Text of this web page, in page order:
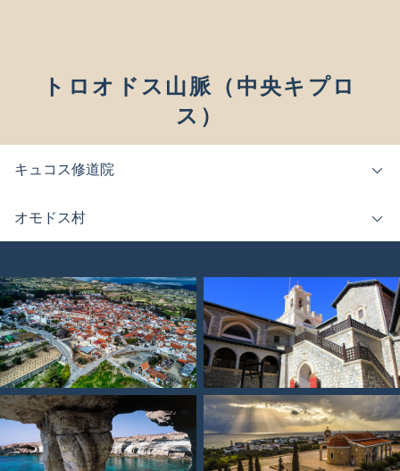
トロオドス山脈（中央キプロ
ス）
キュコス修道院
オモドス村